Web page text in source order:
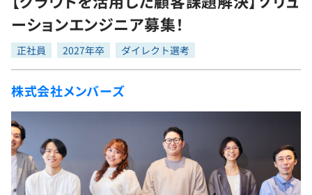
転職成功ガイド
転職エージェント
インタビュー
転職成功ガイド
求人検索
本選考
インターン
イベント・セミナー
インタビュー
学習
問題集
ナレッジ
リファレンス
プログラミング言語
評価結果一覧
再チャレンジ結果一覧
ゲーム・マンガ
Tech Team Journal
paiza times
paizaとは？
ーションエンジニア募集！
正社員 2027年卒 ダイレクト選考
株式会社メンバーズ